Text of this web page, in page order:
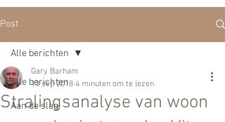
Post
Alle berichten
Aan de slag
Alle berichten
Stralingsanalyse van woon
Gary Barham
13 sep 2018 4 minuten om te lezen